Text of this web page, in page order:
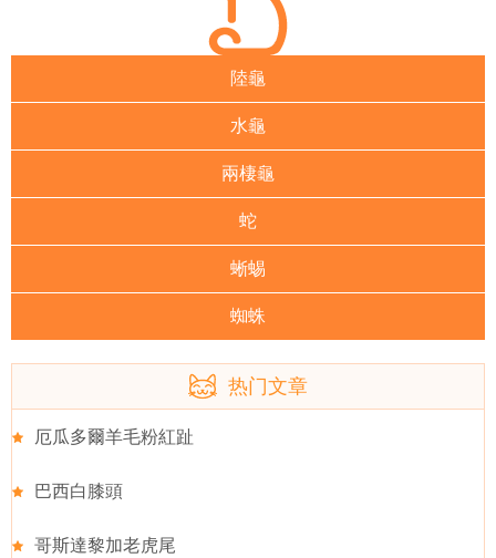
陸龜
水龜
兩棲龜
蛇
蜥蜴
蜘蛛
热门文章
厄瓜多爾羊毛粉紅趾
巴西白膝頭
哥斯達黎加老虎尾